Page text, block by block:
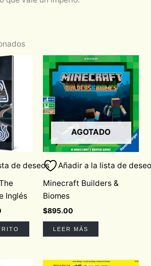
de deseos
Inglés
Current
price
$875.50.
AGOTADO
Añadir a la lista de
Minecraft Builders &
Biomes
$895.00
LEER MÁS
OriginalCurrent